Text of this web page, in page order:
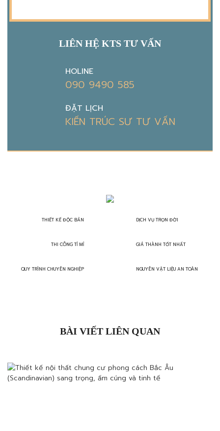
LIÊN HỆ KTS TƯ VẤN
HOLINE
090 9490 585
ĐẶT LỊCH
KIẾN TRÚC SƯ TƯ VẤN
THIẾT KẾ ĐỘC BẢN
THI CÔNG TỈ MỈ
QUY TRÌNH CHUYÊN NGHIỆP
DỊCH VỤ TRỌN ĐỜI
GIÁ THÀNH TỐT NHẤT
NGUYÊN VẬT LIỆU AN TOÀN
BÀI VIẾT LIÊN QUAN